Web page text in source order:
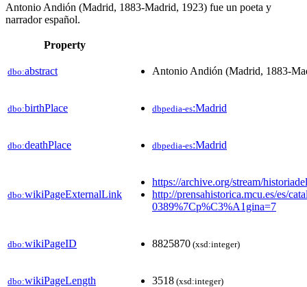
Antonio Andión (Madrid, 1883-Madrid, 1923) fue un poeta y
narrador español.
Property
dbo:abstract Antonio Andión (Madrid, 1883-
dbo:birthPlace dbpedia-es:Madrid
dbo:deathPlace dbpedia-es:Madrid
dbo:wikiPageExternalLink
https://archive.org/stream/
http://prensahistorica.mcu.es/es/
0389%7Cp%C3%A1gina=7
dbo:wikiPageID 8825870 (xsd:integer)
dbo:wikiPageLength 3518 (xsd:integer)